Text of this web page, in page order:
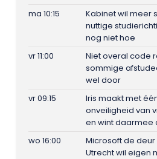
ma 10:15
Kabinet wil meer
nuttige
nog niet hoe
vr 11:00
Niet overal code
sommige
wel door
vr 09:15
Iris maakt met
onveiligheid van
en wint daarmee
wo 16:00
Microsoft de deur
Utrecht wil eigen